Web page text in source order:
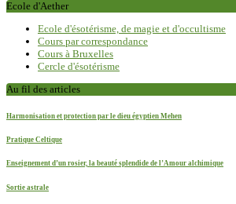
Ecole d'Aether
Ecole d'ésotérisme, de magie et d'occultisme
Cours par correspondance
Cours à Bruxelles
Cercle d'ésotérisme
Au fil des articles
Harmonisation et protection par le dieu égyptien Mehen
Pratique Celtique
Enseignement d’un rosier, la beauté splendide de l’Amour alchimique
Sortie astrale